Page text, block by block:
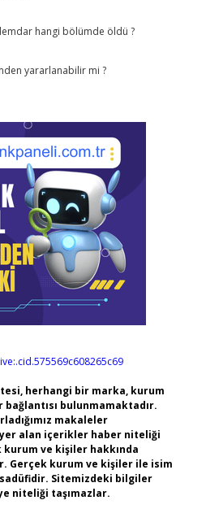
hangi bölümde öldü ?
yararlanabilir mi ?
herhangi bir marka, kurum
bulunmamaktadır.
makaleler
alan içerikler haber niteliği
ve kişiler hakkında
Gerçek kurum ve kişiler ile isim
Sitemizdeki bilgiler
niteliği taşımazlar.